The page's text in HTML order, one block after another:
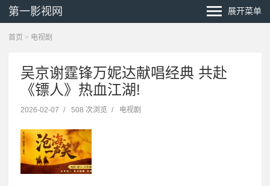
第一影视网 展开菜单
首页 > 电视剧
吴京谢霆锋万妮达献唱经典 共赴
《镖人》热血江湖!
2026-02-07 / 508 次浏览 / 电视剧